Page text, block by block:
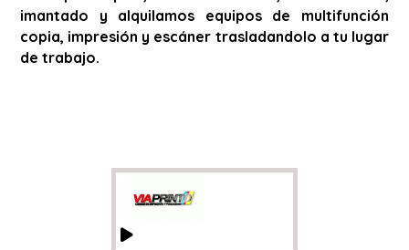
imantado y alquilamos equipos de multifunción
copia, impresión y escáner trasladandolo a tu lugar
de trabajo.